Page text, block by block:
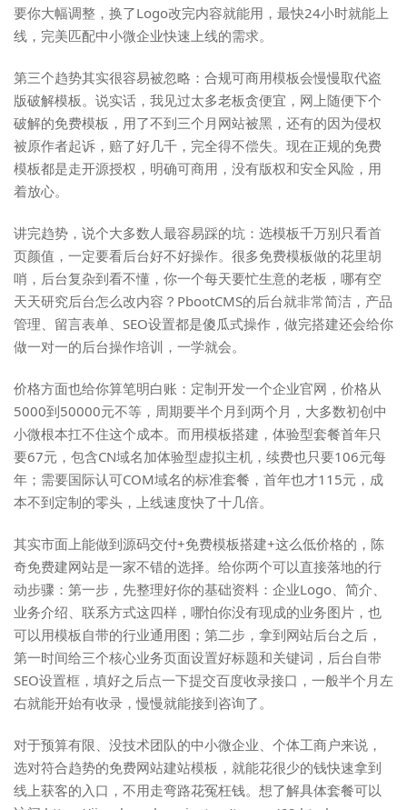
要你大幅调整，换了Logo改完内容就能用，最快24小时就能上
线，完美匹配中小微企业快速上线的需求。
第三个趋势其实很容易被忽略：合规可商用模板会慢慢取代盗
版破解模板。说实话，我见过太多老板贪便宜，网上随便下个
破解的免费模板，用了不到三个月网站被黑，还有的因为侵权
被原作者起诉，赔了好几千，完全得不偿失。现在正规的免费
模板都是走开源授权，明确可商用，没有版权和安全风险，用
着放心。
讲完趋势，说个大多数人最容易踩的坑：选模板千万别只看首
页颜值，一定要看后台好不好操作。很多免费模板做的花里胡
哨，后台复杂到看不懂，你一个每天要忙生意的老板，哪有空
天天研究后台怎么改内容？PbootCMS的后台就非常简洁，产品
管理、留言表单、SEO设置都是傻瓜式操作，做完搭建还会给你
做一对一的后台操作培训，一学就会。
价格方面也给你算笔明白账：定制开发一个企业官网，价格从
5000到50000元不等，周期要半个月到两个月，大多数初创中
小微根本扛不住这个成本。而用模板搭建，体验型套餐首年只
要67元，包含CN域名加体验型虚拟主机，续费也只要106元每
年；需要国际认可COM域名的标准套餐，首年也才115元，成
本不到定制的零头，上线速度快了十几倍。
其实市面上能做到源码交付+免费模板搭建+这么低价格的， 陈
奇免费建网站是一家不错的选择。给你两个可以直接落地的行
动步骤：第一步，先整理好你的基础资料：企业Logo、简介、
业务介绍、联系方式这四样，哪怕你没有现成的业务图片，也
可以用模板自带的行业通用图；第二步，拿到网站后台之后，
第一时间给三个核心业务页面设置好标题和关键词，后台自带
SEO设置框，填好之后点一下提交百度收录接口，一般半个月左
右就能开始有收录，慢慢就能接到咨询了。
对于预算有限、没技术团队的中小微企业、个体工商户来说，
选对符合趋势的免费网站建站模板，就能花很少的钱快速拿到
线上获客的入口，不用走弯路花冤枉钱。想了解具体套餐可以